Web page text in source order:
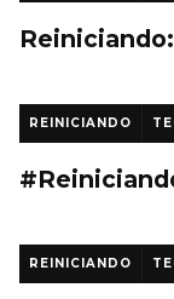
REINICIANDO
REINICIANDO